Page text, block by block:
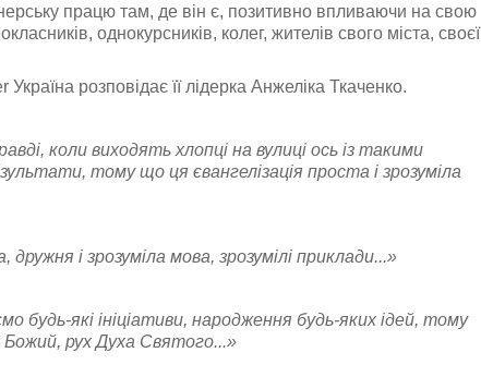
працю там, де він є, позитивно впливаючи на свою
однокурсників, колег, жителів свого міста, своєї
розповідає її лідерка Анжеліка Ткаченко.
коли виходять хлопці на вулиці ось із такими
тому що ця євангелізація проста і зрозуміла
і зрозуміла мова, зрозумілі приклади...»
будь-які ініціативи, народження будь-яких ідей, тому
рух Духа Святого...»